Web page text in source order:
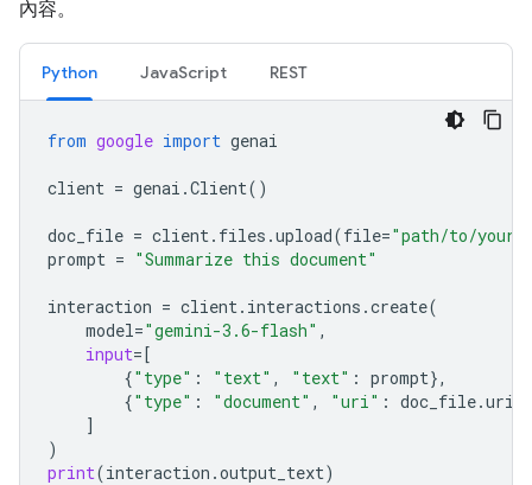
內容。
Python JavaScript REST
from google import genai
client = genai .Client()
doc_file = client. files .upload(file="path/to/your/
prompt = "Summarize this document"
interaction = client. interactions .create(
model="gemini-3.6-flash" ,
input=[
{"type" : "text" , "text" : prompt},
{"type" : "document" , "uri" : doc_file.uri
]
)
print(interaction .output_text)